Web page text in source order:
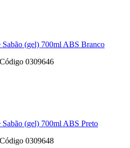
Sabão (gel) 700ml ABS Branco
Código 0309646
Sabão (gel) 700ml ABS Preto
Código 0309648